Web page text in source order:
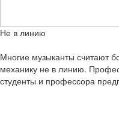
Не в линию
Многие музыканты считают
механику не в линию.
студенты и профессора